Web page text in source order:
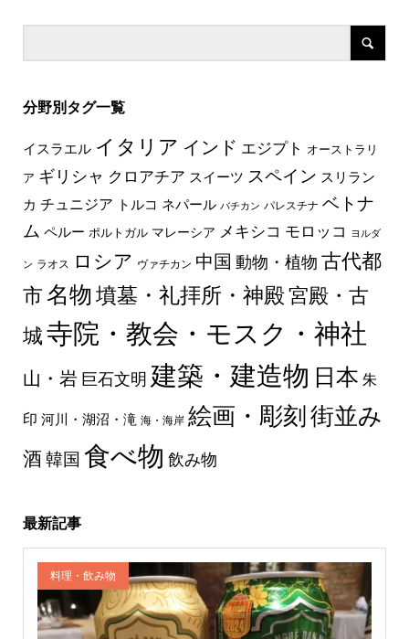
分野別タグ一覧
イスラエル イタリア インド エジプト オーストラリ
ア ギリシャ クロアチア スイーツ スペイン スリラン
カ チュニジア トルコ ネパール バチカン パレスチナ ベトナ
ム ペルー ポルトガル マレーシア メキシコ モロッコ ヨルダ
ン ラオス ロシア ヴァチカン 中国 動物・植物 古代都
市 名物 墳墓・礼拝所・神殿宮殿・古
城 寺院・教会・モスク・神社
山・岩 巨石文明 建築・建造物 日本 朱
印 河川・湖沼・滝 海・海岸 絵画・彫刻 街並み
酒韓国 食べ物 飲み物
最新記事
料理・飲み物